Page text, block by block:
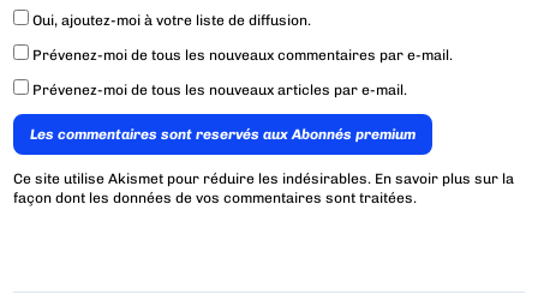
Oui, ajoutez-moi à votre liste de diffusion.
Prévenez-moi de tous les nouveaux commentaires par e-mail.
Prévenez-moi de tous les nouveaux articles par e-mail.
Les commentaires sont reservés aux Abonnés premium
Ce site utilise Akismet pour réduire les indésirables. En savoir plus sur la
façon dont les données de vos commentaires sont traitées.